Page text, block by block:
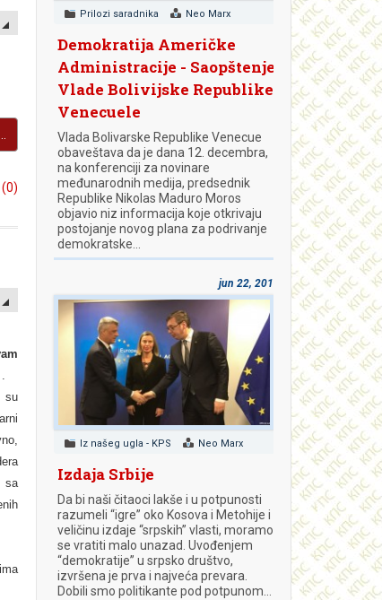
EMPTY
EMPTY
su
Prilozi saradnika Neo Marx
Demokratija Američke
Administracije - Saopštenje
Vlade Bolivijske Republike
Venecuele
Vlada Bolivarske Republike Venecue
obaveštava da je dana 12. decembra,
na konferenciji za novinare
međunarodnih medija, predsednik
Republike Nikolas Maduro Moros
objavio niz informacija koje otkrivaju
postojanje novog plana za podrivanje
demokratske…
jun 22, 2018
Iz našeg ugla - KPS Neo Marx
Izdaja Srbije
Da bi naši čitaoci lakše i u potpunosti
razumeli “igre” oko Kosova i Metohije i
veličinu izdaje “srpskih” vlasti, moramo
se vratiti malo unazad. Uvođenjem
“demokratije” u srpsko društvo,
izvršena je prva i najveća prevara.
Dobili smo politikante pod potpunom…